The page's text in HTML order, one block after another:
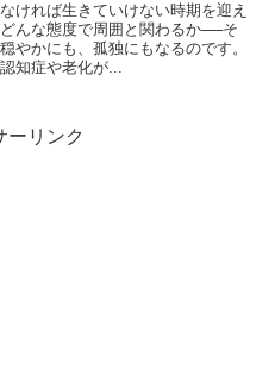
ければ生きていけない時期を迎え
んな態度で周囲と関わるか──そ
やかにも、孤独にもなるのです。
知症や老化が...
ーリンク